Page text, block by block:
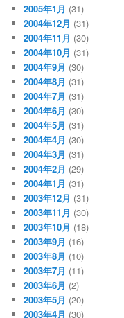
2005年1月 (31)
2004年12月 (31)
2004年11月 (30)
2004年10月 (31)
2004年9月 (30)
2004年8月 (31)
2004年7月 (31)
2004年6月 (30)
2004年5月 (31)
2004年4月 (30)
2004年3月 (31)
2004年2月 (29)
2004年1月 (31)
2003年12月 (31)
2003年11月 (30)
2003年10月 (18)
2003年9月 (16)
2003年8月 (10)
2003年7月 (11)
2003年6月 (2)
2003年5月 (20)
2003年4月 (30)